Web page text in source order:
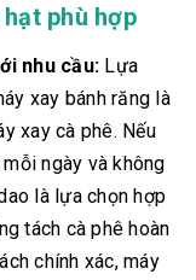
phù hợp
nhu cầu: Lựa
xay bánh răng là
xay cà phê. Nếu
ngày và không
là lựa chọn hợp
tách cà phê hoàn
chính xác, máy